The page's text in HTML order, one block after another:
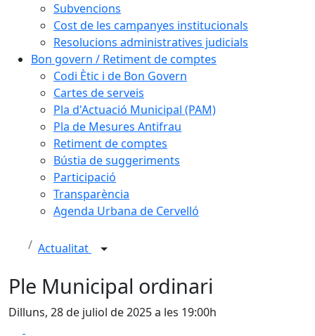
Subvencions
Cost de les campanyes institucionals
Resolucions administratives judicials
Bon govern / Retiment de comptes
Codi Ètic i de Bon Govern
Cartes de serveis
Pla d'Actuació Municipal (PAM)
Pla de Mesures Antifrau
Retiment de comptes
Bústia de suggeriments
Participació
Transparència
Agenda Urbana de Cervelló
Actualitat
Ple Municipal ordinari
Dilluns, 28 de juliol de 2025 a les 19:00h